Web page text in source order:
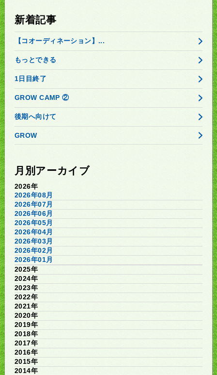
新着記事
【コオーディネーション】...
もっとできる
1日目終了
GROW CAMP ②
後期へ向けて
GROW
月別アーカイブ
2026年
2026年08月
2026年07月
2026年06月
2026年05月
2026年04月
2026年03月
2026年02月
2026年01月
2025年
2024年
2023年
2022年
2021年
2020年
2019年
2018年
2017年
2016年
2015年
2014年